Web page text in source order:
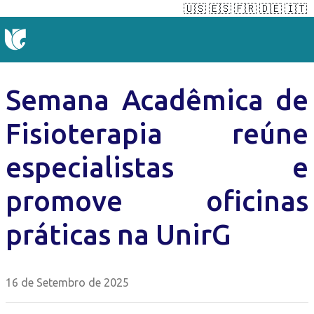
🇺🇸 🇪🇸 🇫🇷 🇩🇪 🇮🇹
Semana Acadêmica de
Fisioterapia reúne
especialistas e
promove oficinas
práticas na UnirG
16 de Setembro de 2025